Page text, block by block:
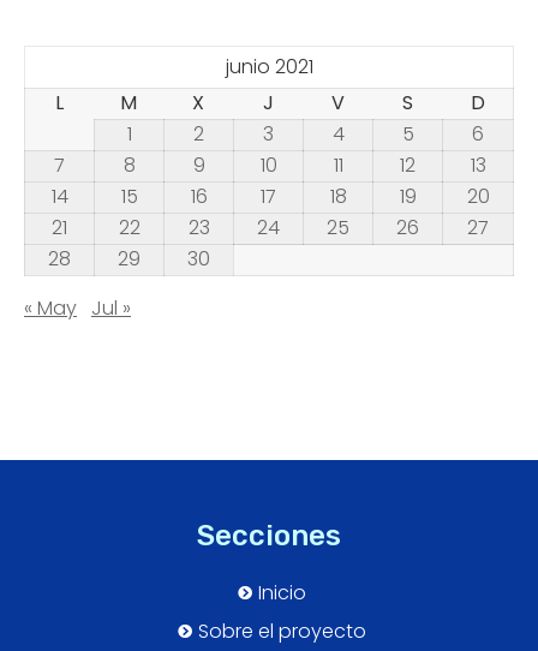
junio 2021
L
M X J V S
D
1
2 3 4 5
6
7
8 9 10 11 12
13
14
15 16 17 18 19
20
21
22 23 24 25 26
27
28
29
30
« May Jul »
Secciones
Inicio
Sobre el proyecto